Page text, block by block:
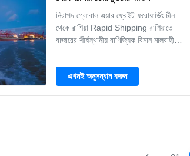
নিরাপদ গ্লোবাল এয়ার ফ্রেইট ফরোয়ার্ডিং চীন
থেকে রাশিয়া Rapid Shipping রাশিয়াতে
বাজারের শীর্ষস্থানীয় বাণিজ্যিক বিমান মালবাহী
সমস্ত প্রধান এয়ারলাইন্সের সাথে সরাসরি সংযোগ
স্থাপন করে। আমরা নিশ্চিত করতে পারি যে
এখনই অনুসন্ধান করুন